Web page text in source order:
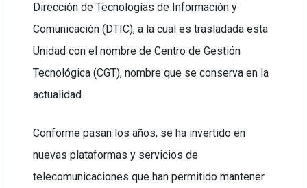
Dirección de Tecnologías de Información y
Comunicación (DTIC), a la cual es trasladada esta
Unidad con el nombre de Centro de Gestión
Tecnológica (CGT), nombre que se conserva en la
actualidad.
Conforme pasan los años, se ha invertido en
nuevas plataformas y servicios de
telecomunicaciones que han permitido mantener